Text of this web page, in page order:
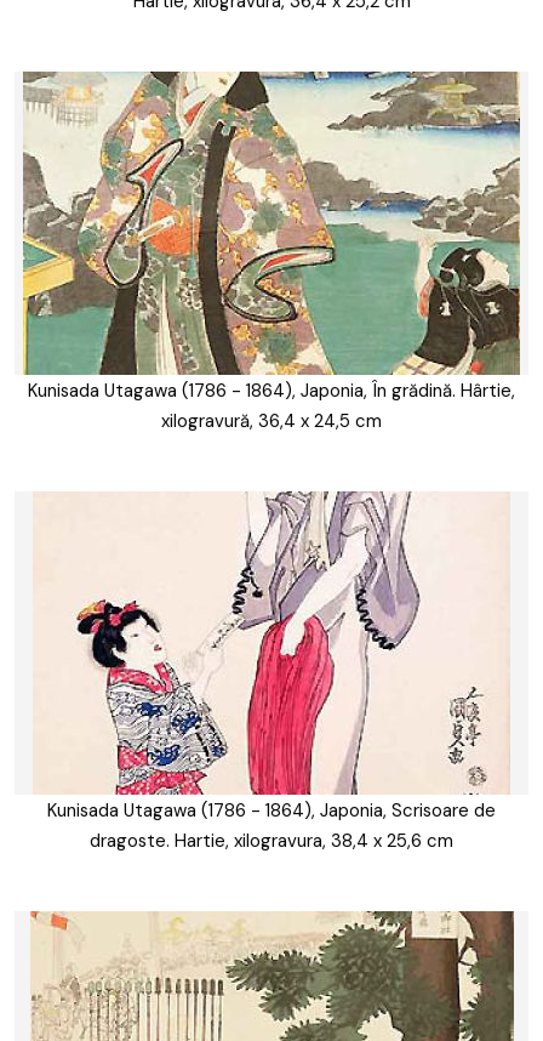
Kunisada Utagawa (1786 - 1864), Japonia, În grădină. Hârtie,
xilogravură, 36,4 x 24,5 cm
Kunisada Utagawa (1786 - 1864), Japonia, Scrisoare de
dragoste. Hartie, xilogravura, 38,4 x 25,6 cm